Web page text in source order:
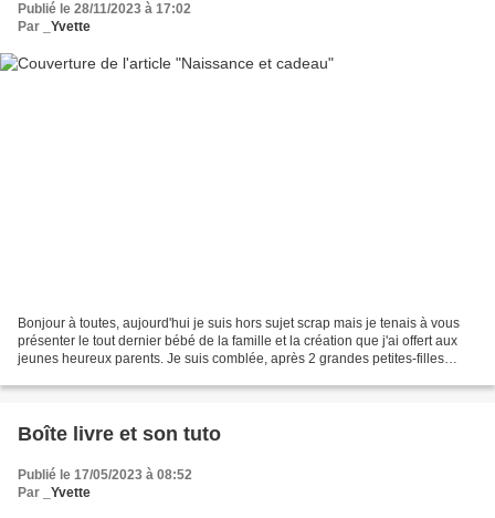
Publié le 28/11/2023 à 17:02
Par
_Yvette
Bonjour à toutes, aujourd'hui je suis hors sujet scrap mais je tenais à vous
présenter le tout dernier bébé de la famille et la création que j'ai offert aux
jeunes heureux parents. Je suis comblée, après 2 grandes petites-filles
Boîte livre et son tuto
Publié le 17/05/2023 à 08:52
Par
_Yvette